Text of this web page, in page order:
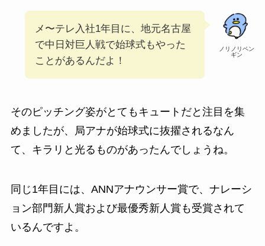
ノリノリペン
ギン
メ〜テレ入社1年目に、地元名古屋
で中日対巨人戦で始球式もやった
ことがあるんだよ！
そのピッチング姿がとてもキュートだと注目を集
めましたが、局アナが始球式に抜擢されるなん
て、キラリと光るものがあったんでしょうね。
同じ1年目には、ANNアナウンサー賞で、ナレーシ
ョン部門新人賞および最優秀新人賞も受賞されて
いるんですよ。